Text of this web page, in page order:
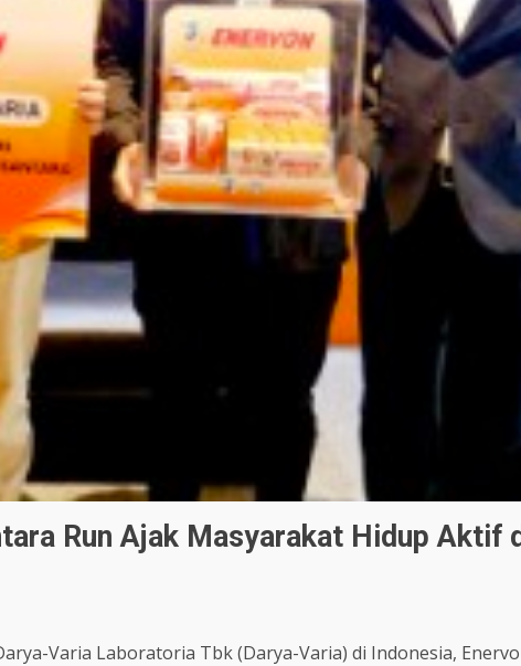
Run Ajak Masyarakat Hidup Aktif
Varia Laboratoria Tbk (Darya-Varia) di Indonesia,